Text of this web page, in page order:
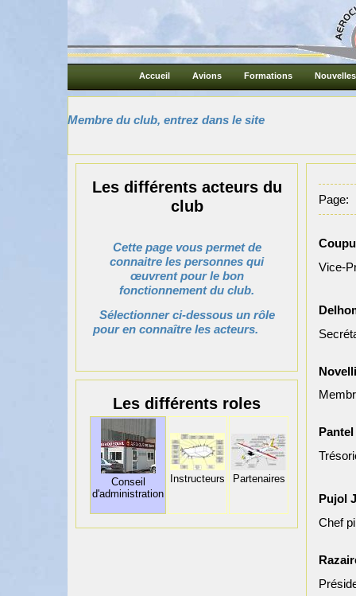
Accueil Avions Formations Nouvelles
Membre du club, entrez dans le site
Les différents acteurs du
club
Cette page vous permet de
connaitre les personnes qui
œuvrent pour le bon
fonctionnement du club.
Sélectionner ci-dessous un rôle
pour en connaître les acteurs.
Les différents roles
Conseil
d'administration
Instructeurs Partenaires
Page:
Vice-
Novelli
Pantel
Pujol
Chef